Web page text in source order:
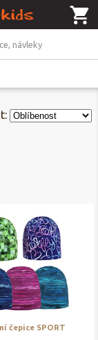
návleky
čepice SPORT